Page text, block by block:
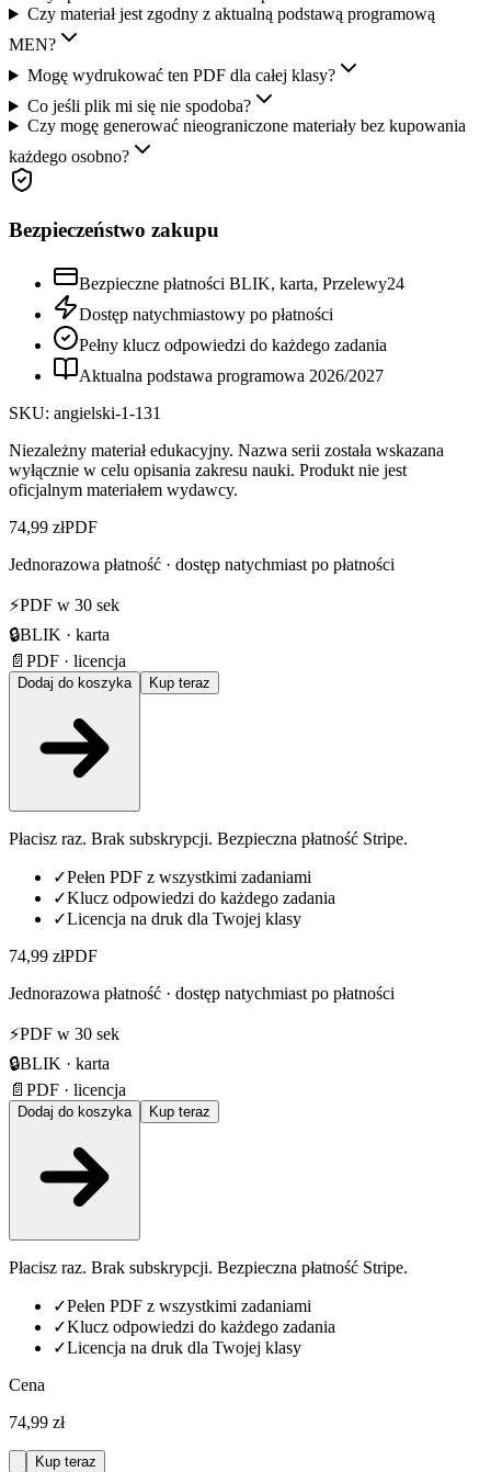
Czy materiał jest zgodny z aktualną podstawą programową
MEN?
Mogę wydrukować ten PDF dla całej klasy?
Co jeśli plik mi się nie spodoba?
Czy mogę generować nieograniczone materiały bez kupowania
każdego osobno?
Bezpieczeństwo zakupu
Bezpieczne płatności BLIK, karta, Przelewy24
Dostęp natychmiastowy po płatności
Pełny klucz odpowiedzi do każdego zadania
Aktualna podstawa programowa 2026/2027
SKU: angielski-1-131
Niezależny materiał edukacyjny. Nazwa serii została wskazana
wyłącznie w celu opisania zakresu nauki. Produkt nie jest
oficjalnym materiałem wydawcy.
74,99 złPDF
Jednorazowa płatność · dostęp natychmiast po płatności
⚡PDF w 30 sek
🔒BLIK · karta
📄 PDF · licencja
Dodaj do koszyka Kup teraz
Płacisz raz. Brak subskrypcji. Bezpieczna płatność Stripe.
✓Pełen PDF z wszystkimi zadaniami
✓Klucz odpowiedzi do każdego zadania
✓Licencja na druk dla Twojej klasy
74,99 złPDF
Jednorazowa płatność · dostęp natychmiast po płatności
⚡PDF w 30 sek
🔒BLIK · karta
📄 PDF · licencja
Dodaj do koszyka Kup teraz
Płacisz raz. Brak subskrypcji. Bezpieczna płatność Stripe.
✓Pełen PDF z wszystkimi zadaniami
✓Klucz odpowiedzi do każdego zadania
✓Licencja na druk dla Twojej klasy
Cena
74,99 zł
Kup teraz